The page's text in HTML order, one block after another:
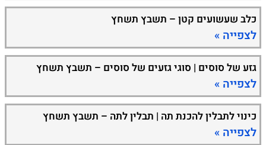
כלב שעשועים קטן – תשבץ תשחץ
לצפייה »
גזע של סוסים | סוגי גזעים של סוסים – תשבץ תשחץ
לצפייה »
כינוי לתבלין להכנת תה | תבלין לתה – תשבץ תשחץ
לצפייה »